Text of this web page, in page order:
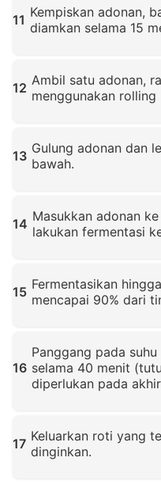
11 Kempiskan adonan,
diamkan selama 15
12 Ambil satu adonan,
menggunakan rolling
13 Gulung adonan dan
bawah.
14 Masukkan adonan
lakukan fermentasi
15 Fermentasikan
mencapai 90% dari
16
Panggang pada
selama 40 menit
diperlukan pada
17 Keluarkan roti yang
dinginkan.